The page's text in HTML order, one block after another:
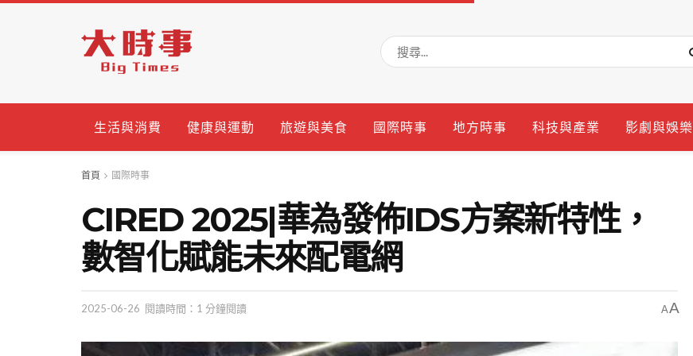
生活與消費 健康與運動 旅遊與美食 國際時事 地方時事 科技與產業 影劇與娛樂
首頁 國際時事
CIRED 2025|華為發佈IDS方案新特性，
數智化賦能未來配電網
2025-06-26 閱讀時間：1 分鐘閱讀 AA